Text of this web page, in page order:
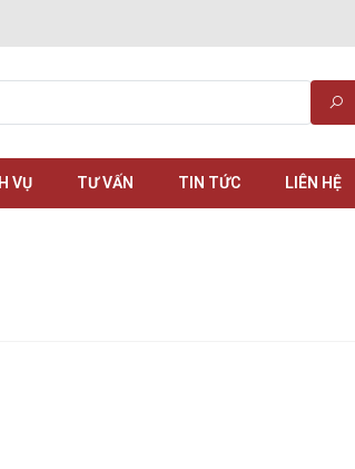
VỤ TƯ VẤN TIN TỨC LIÊN HỆ